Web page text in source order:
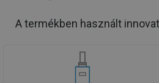
A termékben használt